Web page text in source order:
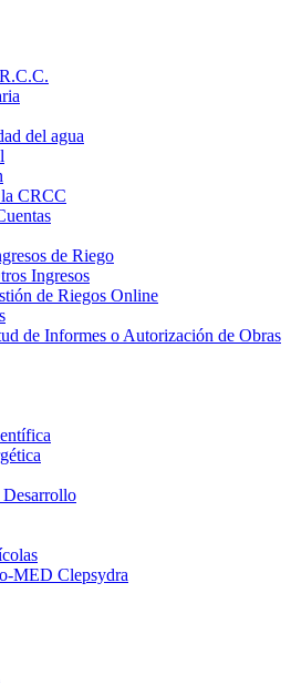
del agua
CRCC
de Riego
Ingresos
de Riegos Online
de Informes o Autorización de Obras
MED Clepsydra